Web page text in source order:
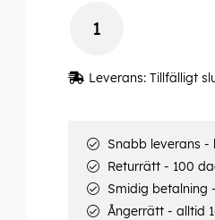
Leverans: Tillfälligt
Snabb leverans
Returrätt - 100
Smidig betalning
Ångerrätt - alltid